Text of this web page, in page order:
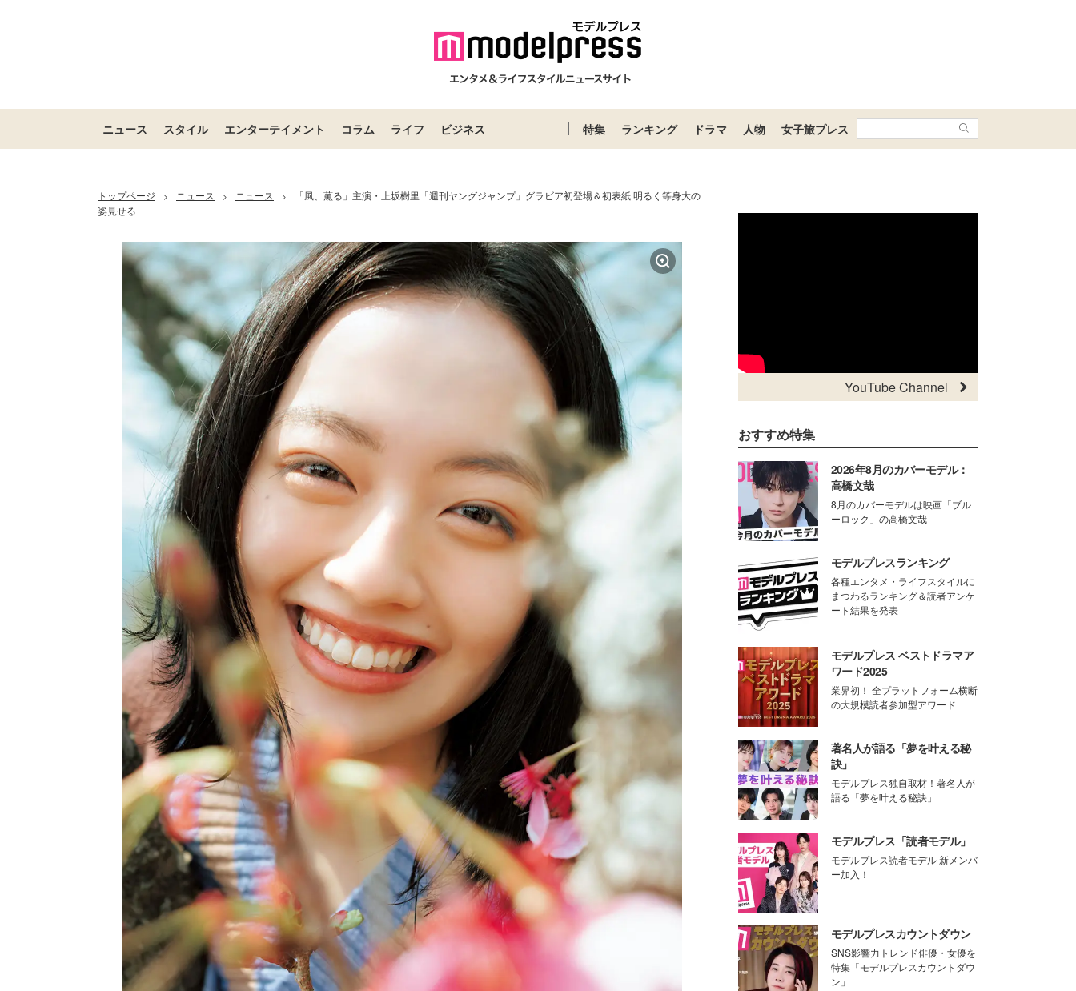
ニュース スタイル エンターテイメント コラム ライフ ビジネス 特集 ランキング ドラマ 人物 女子旅プレス
トップページ > ニュース > ニュース >
「風、薫る」主演・上坂樹里「週刊ヤングジャンプ」グラビア初登場＆初表紙 明るく等身大の
姿見せる
YouTube Channel
おすすめ特集
2026年8月のカバーモデル：
高橋文哉
8月のカバーモデルは映画「ブル
ーロック」の高橋文哉
モデルプレスランキング
各種エンタメ・ライフスタイルに
まつわるランキング＆読者アンケ
ート結果を発表
モデルプレス ベストドラマア
ワード2025
業界初！ 全プラットフォーム横断
の大規模読者参加型アワード
著名人が語る「夢を叶える秘
訣」
モデルプレス独自取材！著名人が
語る「夢を叶える秘訣」
モデルプレス「読者モデル」
モデルプレス読者モデル 新メンバ
ー加入！
モデルプレスカウントダウン
SNS影響力トレンド俳優・女優を
特集「モデルプレスカウントダウ
ン」